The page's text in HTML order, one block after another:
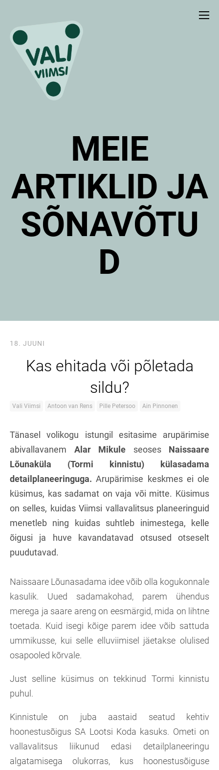
MEIE
ARTIKLID JA
SÕNAVÕTU
D
18. JUUNI
Kas ehitada või põletada
sildu?
Vali Viimsi Antoon van Rens Pille Petersoo Ain Pinnonen
Tänasel volikogu istungil esitasime arupärimise
abivallavanem Alar Mikule seoses Naissaare
Lõunaküla (Tormi kinnistu) külasadama
detailplaneeringuga. Arupärimise keskmes ei ole
küsimus, kas sadamat on vaja või mitte. Küsimus
on selles, kuidas Viimsi vallavalitsus planeeringuid
menetleb ning kuidas suhtleb inimestega, kelle
õigusi ja huve kavandatavad otsused otseselt
puudutavad.
Naissaare Lõunasadama idee võib olla kogukonnale
kasulik. Uued sadamakohad, parem ühendus
merega ja saare areng on eesmärgid, mida on lihtne
toetada. Kuid isegi kõige parem idee võib sattuda
ummikusse, kui selle elluviimisel jäetakse olulised
osapooled kõrvale.
Just selline küsimus on tekkinud Tormi kinnistu
puhul.
Kinnistule on juba aastaid seatud kehtiv
hoonestusõigus SA Lootsi Koda kasuks. Ometi on
vallavalitsus liikunud edasi detailplaneeringu
algatamisega olukorras, kus hoonestusõiguse